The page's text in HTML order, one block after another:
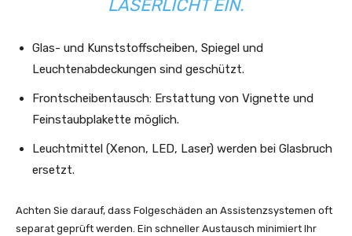
ASERLICHT EIN.
Glas- und Kunststoffscheiben, Spiegel und
Leuchtenabdeckungen sind geschützt.
Frontscheibentausch: Erstattung von Vignette und
Feinstaubplakette möglich.
Leuchtmittel (Xenon, LED, Laser) werden bei Glasbruch
ersetzt.
Achten Sie darauf, dass Folgeschäden an Assistenzsystemen oft
separat geprüft werden. Ein schneller Austausch minimiert Ihr